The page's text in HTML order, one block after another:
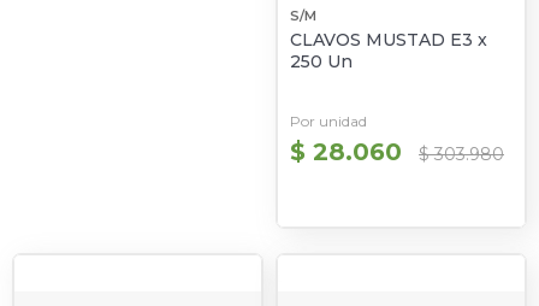
S/M
CLAVOS MUSTAD E3 x
250 Un
Por unidad
$ 28.060 $ 303.980